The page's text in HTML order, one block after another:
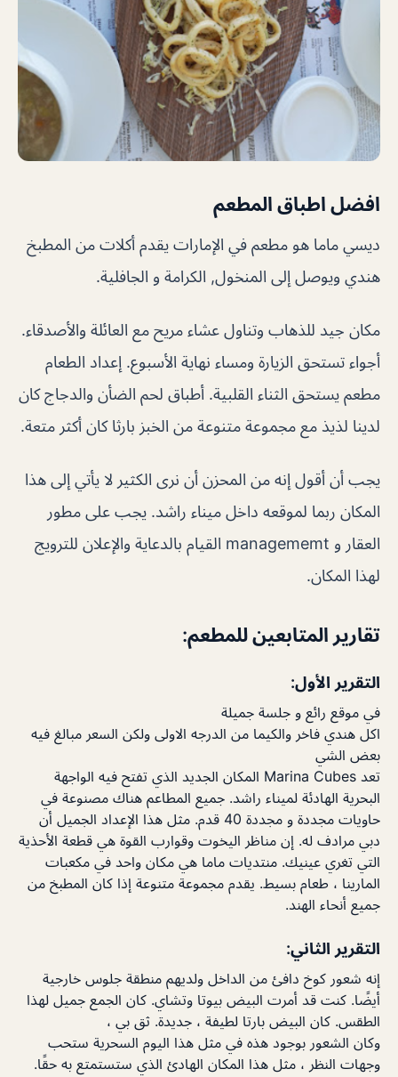
افضل اطباق المطعم
ديسي ماما هو مطعم في الإمارات يقدم أكلات من المطبخ
هندي ويوصل إلى المنخول, الكرامة و الجافلية.
مكان جيد للذهاب وتناول عشاء مريح مع العائلة والأصدقاء.
أجواء تستحق الزيارة ومساء نهاية الأسبوع. إعداد الطعام
مطعم يستحق الثناء القلبية. أطباق لحم الضأن والدجاج كان
لدينا لذيذ مع مجموعة متنوعة من الخبز بارثا كان أكثر متعة.
يجب أن أقول إنه من المحزن أن نرى الكثير لا يأتي إلى هذا
المكان ربما لموقعه داخل ميناء راشد. يجب على مطور
العقار و managememt القيام بالدعاية والإعلان للترويج
لهذا المكان.
تقارير المتابعين للمطعم:
التقرير الأول:
في موقع رائع و جلسة جميلة
اكل هندي فاخر والكيما من الدرجه الاولى ولكن السعر مبالغ فيه
بعض الشي
تعد Marina Cubes المكان الجديد الذي تفتح فيه الواجهة
البحرية الهادئة لميناء راشد. جميع المطاعم هناك مصنوعة في
حاويات مجددة و مجددة 40 قدم. مثل هذا الإعداد الجميل أن
دبي مرادف له. إن مناظر اليخوت وقوارب القوة هي قطعة الأحذية
التي تغري عينيك. منتديات ماما هي مكان واحد في مكعبات
المارينا ، طعام بسيط. يقدم مجموعة متنوعة إذا كان المطبخ من
جميع أنحاء الهند.
التقرير الثاني:
إنه شعور كوخ دافئ من الداخل ولديهم منطقة جلوس خارجية
أيضًا. كنت قد أمرت البيض بيوتا وتشاي. كان الجمع جميل لهذا
الطقس. كان البيض بارتا لطيفة ، جديدة. ثق بي ،
وكان الشعور بوجود هذه في مثل هذا اليوم السحرية ستحب
وجهات النظر ، مثل هذا المكان الهادئ الذي ستستمتع به حقًا.